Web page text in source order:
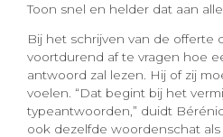
Toon snel en helder dat aan
Bij het schrijven van de offerte
voortdurend af te vragen hoe
antwoord zal lezen. Hij of zij
voelen. “Dat begint bij het
typeantwoorden,” duidt
ook dezelfde woordenschat